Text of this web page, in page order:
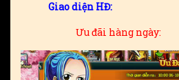
Giao diện HĐ:
Ưu đãi hàng ngày: